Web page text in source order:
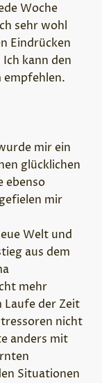
Woche
sehr wohl
Eindrücken
kann den
empfehlen.
mir ein
glücklichen
ebenso
mir
Welt und
aus dem
mehr
Laufe der Zeit
nicht
anders mit
Situationen